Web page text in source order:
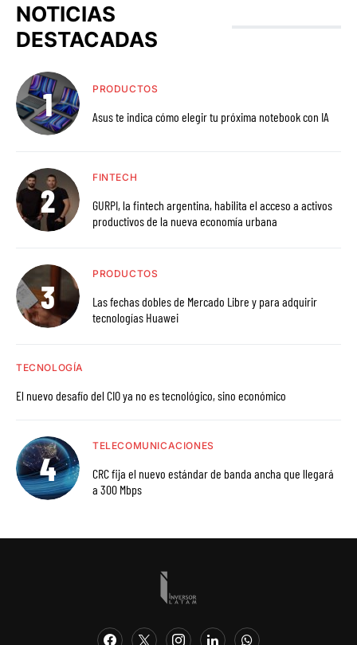
NOTICIAS
DESTACADAS
PRODUCTOS
Asus te indica cómo elegir tu próxima notebook con IA
FINTECH
GURPI, la fintech argentina, habilita el acceso a activos
productivos de la nueva economía urbana
PRODUCTOS
Las fechas dobles de Mercado Libre y para adquirir
tecnologías Huawei
TECNOLOGÍA
El nuevo desafío del CIO ya no es tecnológico, sino económico
TELECOMUNICACIONES
CRC fija el nuevo estándar de banda ancha que llegará
a 300 Mbps